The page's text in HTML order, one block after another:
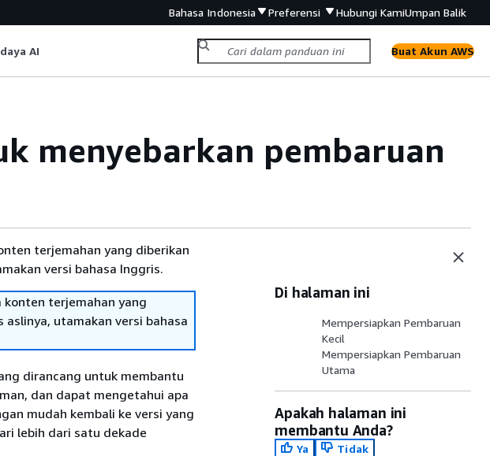
Bahasa Indonesia Preferensi Hubungi KamiUmpan Balik
AI Buat Akun AWS
menyebarkan pembaruan
terjemahan yang diberikan
versi bahasa Inggris.
konten terjemahan yang
utamakan versi bahasa
dirancang untuk membantu
dan dapat mengetahui apa
mudah kembali ke versi yang
lebih dari satu dekade
Di halaman ini
Mempersiapkan Pembaruan
Kecil
Mempersiapkan Pembaruan
Utama
Apakah halaman ini
membantu Anda?
Ya
Tidak